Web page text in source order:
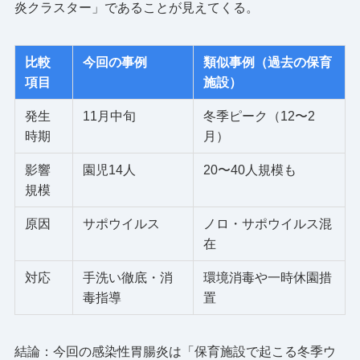
炎クラスター」であることが見えてくる。
比較
項目
今回の事例
類似事例（過去の保育
施設）
発生
時期
11月中旬
冬季ピーク（12〜2
月）
影響
規模
園児14人 20〜40人規模も
原因 サポウイルス
ノロ・サポウイルス混
在
対応
手洗い徹底・消
毒指導
環境消毒や一時休園措
置
結論：今回の感染性胃腸炎は「保育施設で起こる冬季ウ